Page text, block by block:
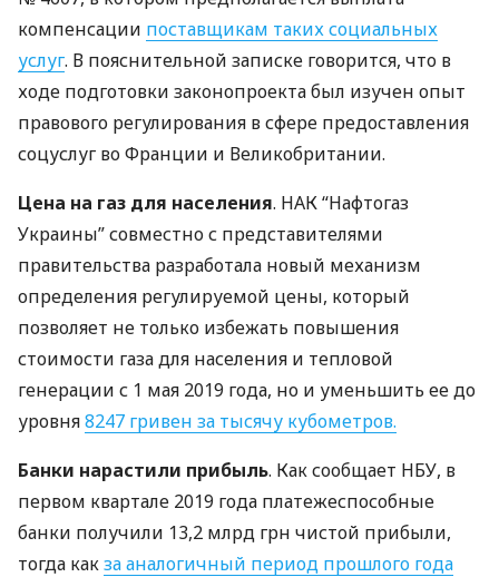
компенсации поставщикам таких социальных
услуг. В пояснительной записке говорится, что в
ходе подготовки законопроекта был изучен опыт
правового регулирования в сфере предоставления
соцуслуг во Франции и Великобритании.
Цена на газ для населения. НАК“Нафтогаз
Украины” совместно с представителями
правительства разработала новый механизм
определения регулируемой цены, который
позволяет не только избежать повышения
стоимости газа для населения и тепловой
генерации с 1 мая 2019 года, но и уменьшить ее до
уровня8247 гривен за тысячу кубометров.
Банки нарастили прибыль. Как сообщает НБУ, в
первом квартале 2019 года платежеспособные
банки получили 13,2 млрд грн чистой прибыли,
тогда какза аналогичный период прошлого года